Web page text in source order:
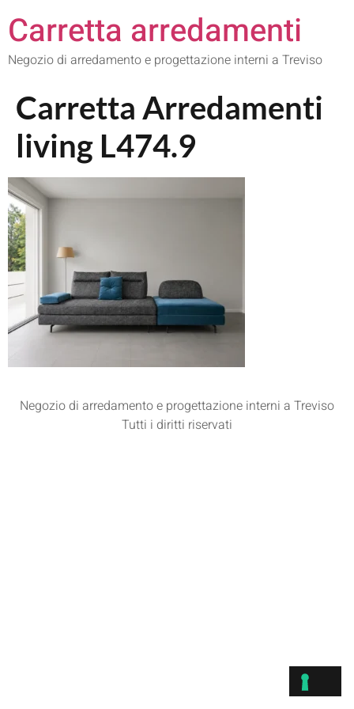
Carretta arredamenti
Negozio di arredamento e progettazione interni a Treviso
Carretta Arredamenti
living L474.9
Negozio di arredamento e progettazione interni a Treviso
Tutti i diritti riservati